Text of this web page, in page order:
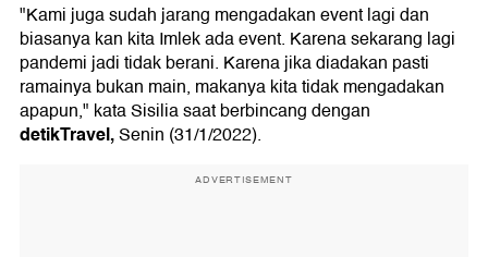
"Kami juga sudah jarang mengadakan event lagi dan
biasanya kan kita Imlek ada event. Karena sekarang lagi
pandemi jadi tidak berani. Karena jika diadakan pasti
ramainya bukan main, makanya kita tidak mengadakan
apapun," kata Sisilia saat berbincang dengan
detikTravel,Senin (31/1/2022).
ADVERTISEMENT